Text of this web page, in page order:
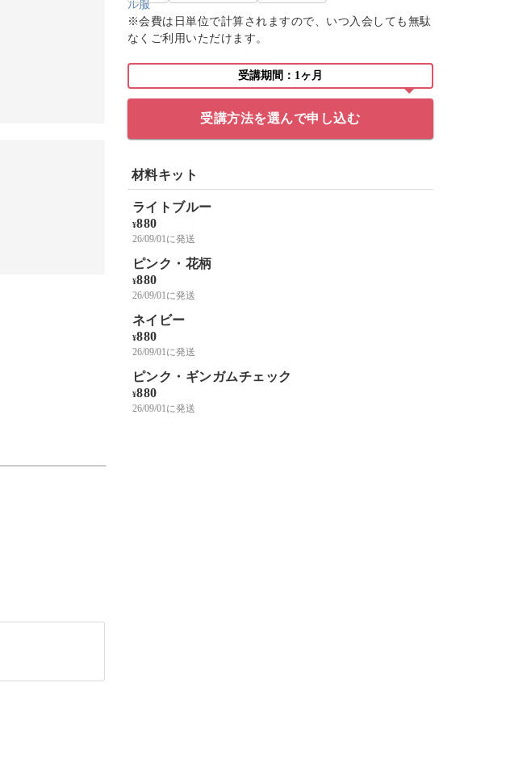
※会費は日単位で計算されますので、いつ入会しても無駄
なくご利用いただけます。
受講期間：1ヶ月
受講方法を選んで申し込む
材料キット
ライトブルー
¥880
26/09/01に発送
ピンク・花柄
¥880
26/09/01に発送
ネイビー
¥880
26/09/01に発送
ピンク・ギンガムチェック
¥880
26/09/01に発送